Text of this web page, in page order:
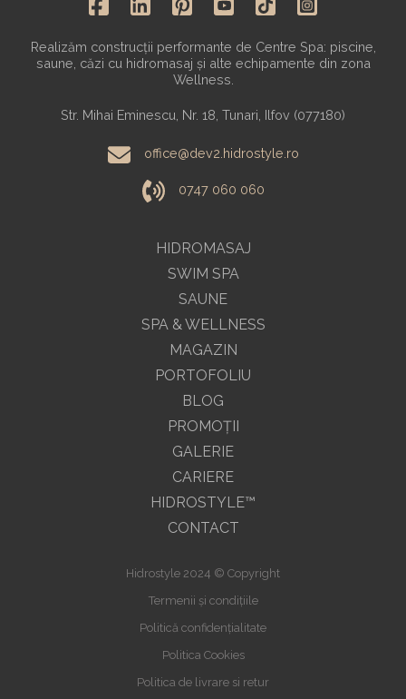
HIDROMASAJ
SWIM SPA
SAUNE
SPA & WELLNESS
MAGAZIN
Realizăm construcții performante de Centre Spa: piscine,
saune, căzi cu hidromasaj și alte echipamente din zona
Wellness.
Str. Mihai Eminescu, Nr. 18, Tunari, Ilfov (077180)
office@dev2.hidrostyle.ro
0747 060 060
PORTOFOLIU
BLOG
PROMOŢII
GALERIE
CARIERE
HIDROSTYLE™
CONTACT
Hidrostyle 2024 © Copyright
Termenii și condițiile
Politică confidențialitate
Politica Cookies
Politica de livrare si retur